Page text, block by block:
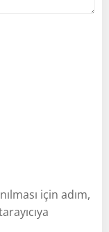
için adım,